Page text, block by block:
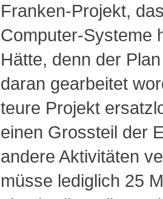
Franken-Projekt,
Computer-Systeme
Hätte, denn der
daran gearbeitet
teure Projekt
einen Grossteil der
andere Aktivitäten
müsse lediglich 25